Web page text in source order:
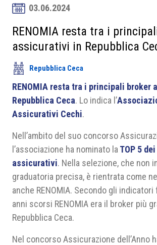
Sviluppo Mercato
Soci
Partner
Progetti
Area riservata
03.06.2024
RENOMIA resta tra i
assicurativi in Repubblica
Repubblica Ceca
RENOMIA resta tra i principali broker
Repubblica Ceca. Lo indica l’
Assicurativi Cechi.
Nell’ambito del suo concorso
l’associazione ha nominato la TOP 5
assicurativi. Nella selezione, che non
graduatoria precisa, è rientrata come
anche RENOMIA. Secondo gli
anni scorsi RENOMIA era il broker più
Repubblica Ceca.
Nel concorso Assicurazione dell’Anno